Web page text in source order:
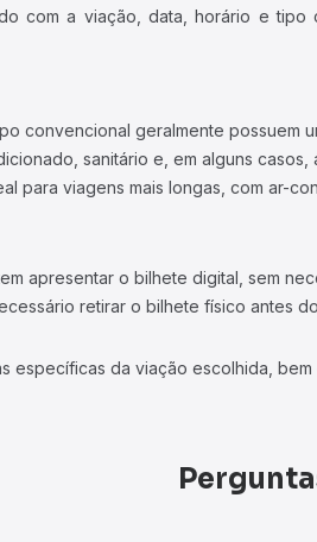
com a viação, data, horário e
convencional geralmente possuem
sanitário e, em alguns casos,
para viagens mais longas, com ar-
apresentar o bilhete digital, sem
retirar o bilhete físico antes
específicas da viação escolhida,